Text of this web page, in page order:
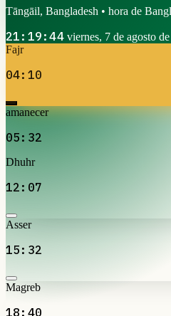
Tāngāil, Bangladesh • hora de
21:19:45 viernes, 7 de agosto
Fajr
04:10
amanecer
05:32
Dhuhr
12:07
Asser
15:32
Magreb
18:40